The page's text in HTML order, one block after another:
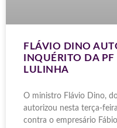
FLÁVIO DINO
INQUÉRITO DA
LULINHA
O ministro Flávio Dino,
autorizou nesta terça-
contra o empresário